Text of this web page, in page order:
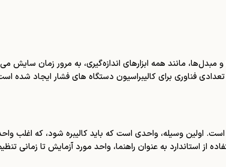
مبدل‌ها، مانند همه ابزارهای اندازه‌گیری، به مرور زمان
فناوری برای کالیبراسیون دستگاه های فشار ایجاد شده
اولین وسیله، واحدی است که باید کالیبره شود، که اغلب
از استاندارد به عنوان راهنما، واحد مورد آزمایش تا